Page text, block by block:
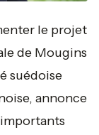
le projet
de Mougins
suédoise
annonce